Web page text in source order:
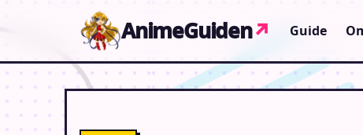
AnimeGuiden↗ Guide